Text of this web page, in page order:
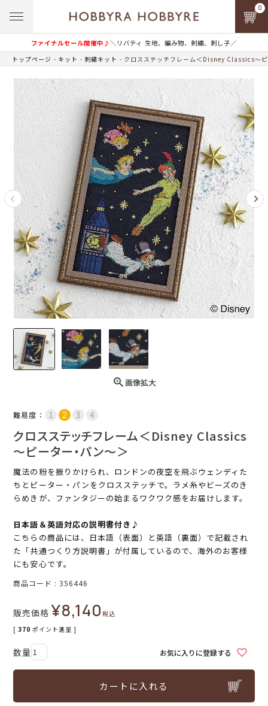
ファイナルセール開催中♪＼リバティ 生地、編み物、刺繍、刺し子／
0
トップページ キット 刺繍キット クロスステッチフレーム＜Disney Classics～
画像拡大
難易度：
クロスステッチフレーム＜Disney Classics
～ピーター・パン～＞
魔法の粉を振りかけられ、ロンドンの夜空を飛ぶウェンディた
ちとピーター・パンをクロスステッチで。ラメ糸やビーズのき
らめきが、ファンタジーの始まるワクワク感をお届けします。
日本語＆英語対応の説明書付き♪
こちらの商品には、日本語（表面）と英語（裏面）で記載され
た「共通つくり方説明書」が付属しているので、海外のお客様
にも安心です。
商品コード 356446
販売価格 ¥8,140税込
[ 370 ポイント進呈 ]
お気に入りに登録する
カートに入れる